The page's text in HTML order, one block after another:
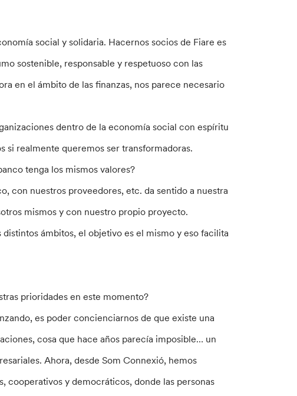
social y solidaria. Hacernos socios de Fiare es
sostenible, responsable y respetuoso con las
en el ámbito de las finanzas, nos parece necesario
dentro de la economía social con espíritu
si realmente queremos ser transformadoras.
tenga los mismos valores?
con nuestros proveedores, etc. da sentido a nuestra
mismos y con nuestro propio proyecto.
ámbitos, el objetivo es el mismo y eso facilita
prioridades en este momento?
es poder concienciarnos de que existe una
cosa que hace años parecía imposible… un
Ahora, desde Som Connexió, hemos
cooperativos y democráticos, donde las personas